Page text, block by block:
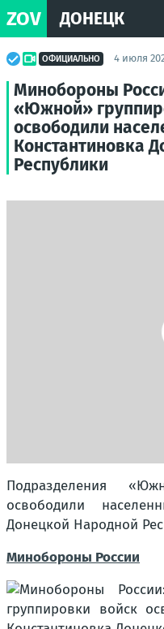
ZOV ДОНЕЦК
ОФИЦИАЛЬНО 4 июля
Минобороны
«Южной»
освободили
Константиновка
Республики
Подразделения
освободили
Донецкой Народной
Минобороны России